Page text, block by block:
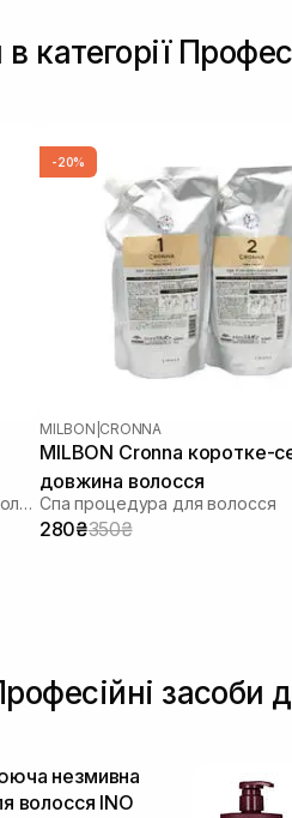
категорії
Відновлююча незмивна маска для волосся
-20%
MILBON CRONNA
MILBON Cronna коротке-
довжина волосся
Спа процедура для волосся
280₴350₴
засоби
незмивна
волосся INO